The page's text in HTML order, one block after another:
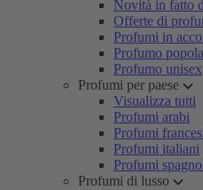
Novità in fatto
Offerte di
Profumi in
Profumo
Profumo unisex
Profumi per paese
Visualizza tutti
Profumi arabi
Profumi
Profumi italiani
Profumi
Profumi di lusso